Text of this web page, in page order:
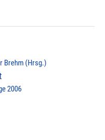
Brehm (Hrsg.)
2006